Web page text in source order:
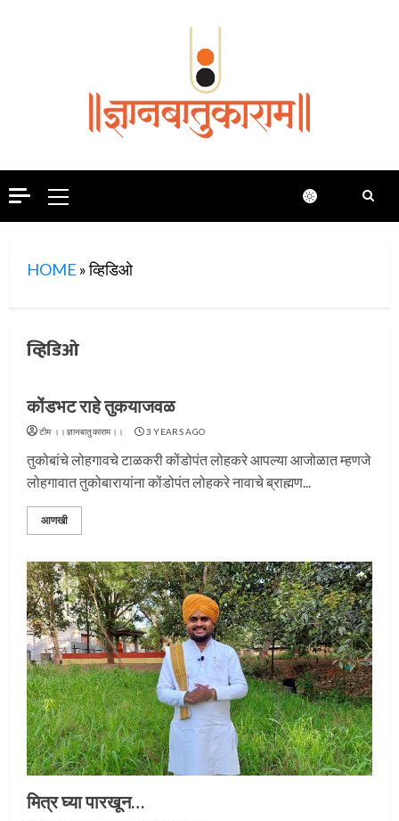
Primary
Menu
HOME »व्हिडिओ
व्हिडिओ
कोंडभट राहे तुकयाजवळ
टीम ।।ज्ञानबातुकाराम।। 3 YEARS AGO
तुकोबांचे लोहगावचे टाळकरी कोंडोपंत लोहकरे आपल्या आजोळात म्हणजे
लोहगावात तुकोबारायांना कोंडोपंत लोहकरे नावाचे ब्राह्मण...
आणखी
मित्र घ्या पारखून…